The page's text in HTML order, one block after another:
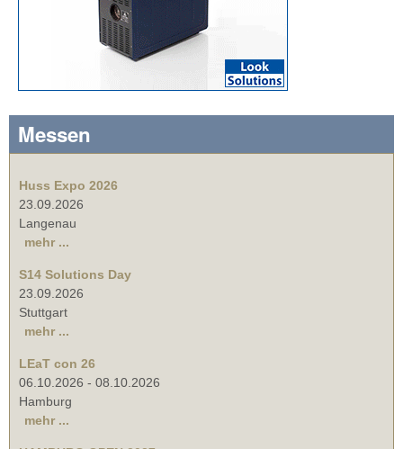
Messen
Huss Expo 2026
23.09.2026
Langenau
mehr ...
S14 Solutions Day
23.09.2026
Stuttgart
mehr ...
LEaT con 26
06.10.2026 - 08.10.2026
Hamburg
mehr ...